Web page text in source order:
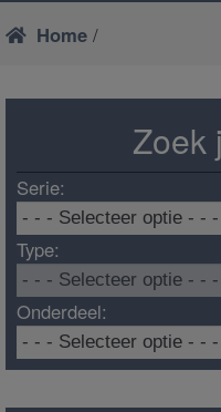
Home /
Zoek
Serie:
Type:
Onderdeel: